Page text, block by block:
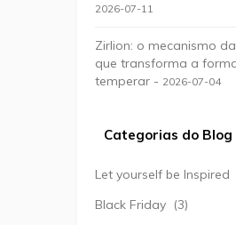
2026-07-11
Zirlion: o mecanismo
que transforma a
temperar - 2026-07-04
Categorias do Blog
Let yourself be Inspired
Black Friday (3)